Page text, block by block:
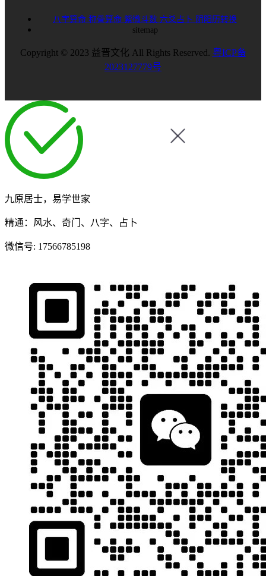
八字算命 称骨算命 紫微斗数 六爻占卜 阴阳历转换
sitemap
Copyright © 2023 益晋文化 All Rights Reserved. 粤ICP备
2023127779号
九原居士，易学世家
精通：风水、奇门、八字、占卜
微信号: 17566785198